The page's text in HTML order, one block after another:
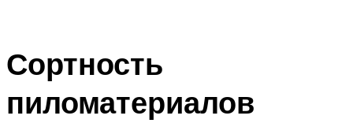
Сортность
пиломатериалов